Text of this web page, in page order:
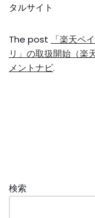
タルサイト
The post
「楽天ペ
リ」の取扱開始（楽
メントナビ.
検索